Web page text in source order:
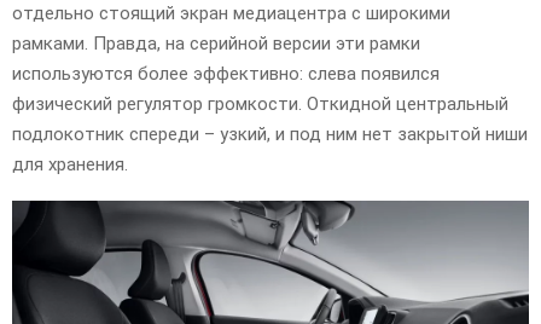
отдельно стоящий экран медиацентра с широкими
рамками. Правда, на серийной версии эти рамки
используются более эффективно: слева появился
физический регулятор громкости. Откидной центральный
подлокотник спереди – узкий, и под ним нет закрытой ниши
для хранения.